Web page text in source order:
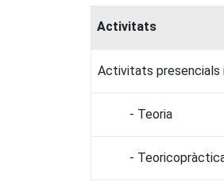
Activitats
Activitats presencials
- Teoria
-